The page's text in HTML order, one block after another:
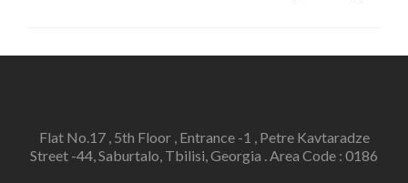
Flat No.17 , 5th Floor , Entrance -1 , Petre Kavtaradze
Street -44, Saburtalo, Tbilisi, Georgia . Area Code : 0186